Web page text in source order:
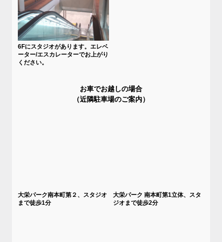
6Fにスタジオがあります。エレベ
ーター/エスカレーターでお上がり
ください。
お車でお越しの場合
（近隣駐車場のご案内）
大栄パーク南本町第２、スタジオ
まで徒歩1分
大栄パーク 南本町第1立体、スタ
ジオまで徒歩2分